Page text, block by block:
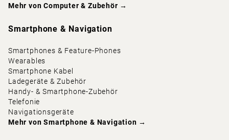
Mehr von Computer & Zubehör →
Smartphone & Navigation
Smartphones & Feature-Phones
Wearables
Smartphone Kabel
Ladegeräte & Zubehör
Handy- & Smartphone-Zubehör
Telefonie
Navigationsgeräte
Mehr von Smartphone & Navigation →